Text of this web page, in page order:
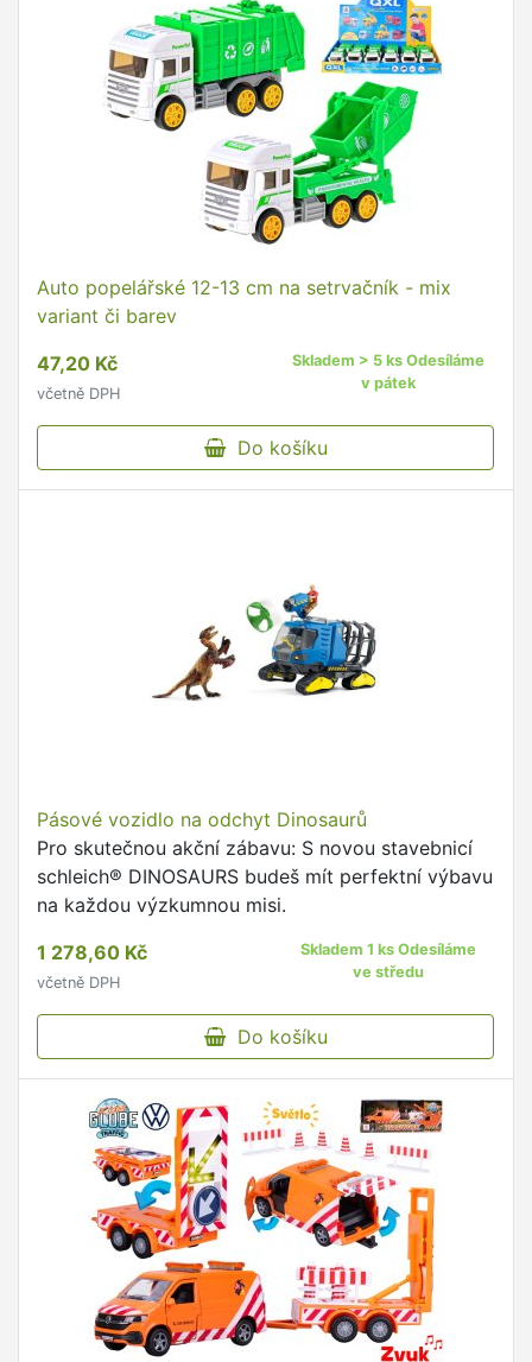
Auto popelářské 12-13 cm na setrvačník - mix
variant či barev
47,20 Kč
včetně DPH
Skladem > 5 ks Odesíláme
v pátek
Do košíku
Pásové vozidlo na odchyt Dinosaurů
Pro skutečnou akční zábavu: S novou stavebnicí
schleich® DINOSAURS budeš mít perfektní výbavu
na každou výzkumnou misi.
1 278,60 Kč
včetně DPH
Skladem 1 ks Odesíláme
ve středu
Do košíku